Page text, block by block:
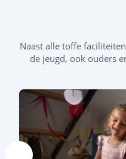
Naast alle toffe
de jeugd, ook ouders